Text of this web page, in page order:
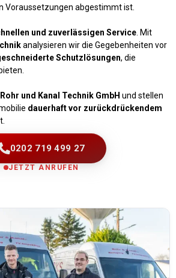
Voraussetzungen abgestimmt ist.
und zuverlässigen Service . Mit
analysieren wir die Gegebenheiten vor
Schutzlösungen, die
Rohr und Kanal Technik GmbH und stellen
dauerhaft vor zurückdrückendem
0202 719 499 27
JETZT ANRUFEN